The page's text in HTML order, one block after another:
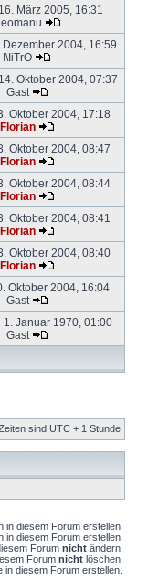
März 2005, 16:31
Dezember 2004, 16:59
I\IiTrO
Oktober 2004, 07:37
Gast
Oktober 2004, 17:18
Florian
Oktober 2004, 08:47
Florian
Oktober 2004, 08:44
Florian
Oktober 2004, 08:41
Florian
Oktober 2004, 08:40
Florian
Oktober 2004, 16:04
Gast
1. Januar 1970, 01:00
Gast
sind UTC + 1 Stunde
in diesem Forum erstellen.
in diesem Forum erstellen.
Forum nicht ändern.
Forum nicht löschen.
in diesem Forum erstellen.